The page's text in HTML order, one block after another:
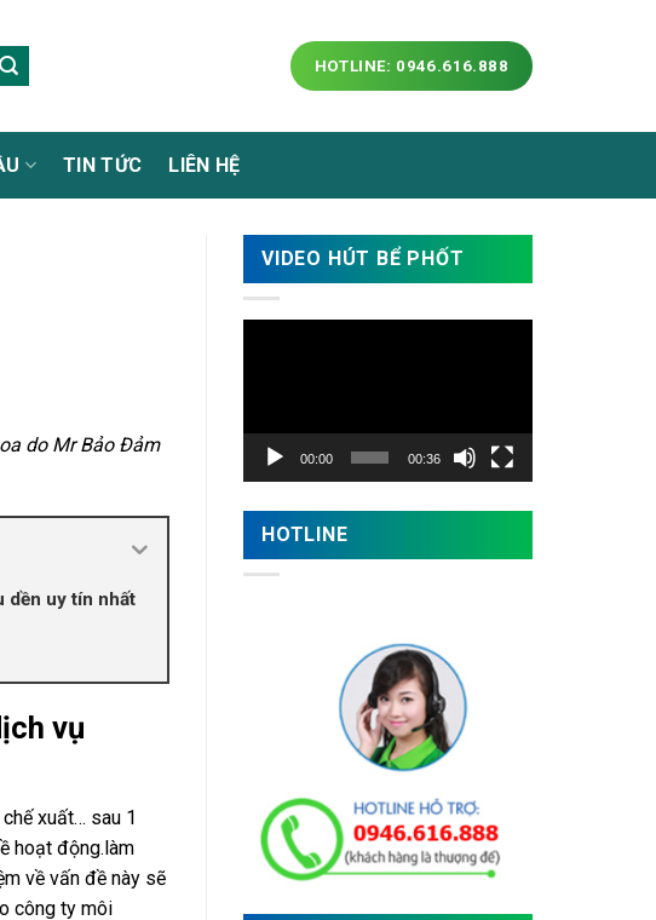
HOTLINE: 0946.616.888
TIN TỨC LIÊN HỆ
do Mr Bảo Đảm
dền uy tín nhất
vụ
xuất… sau 1
hoạt động.làm
về vấn đề này sẽ
công ty môi
VIDEO HÚT BỂ PHỐT
00:00 00:36
HOTLINE